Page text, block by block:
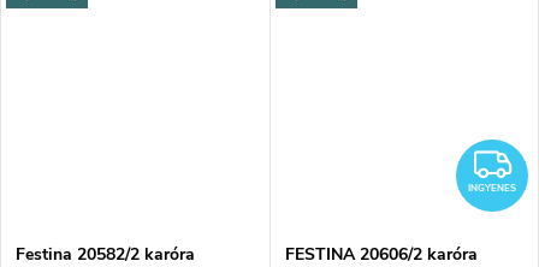
Festina 20582/2 karóra
INGYENES
FESTINA 20606/2 karóra